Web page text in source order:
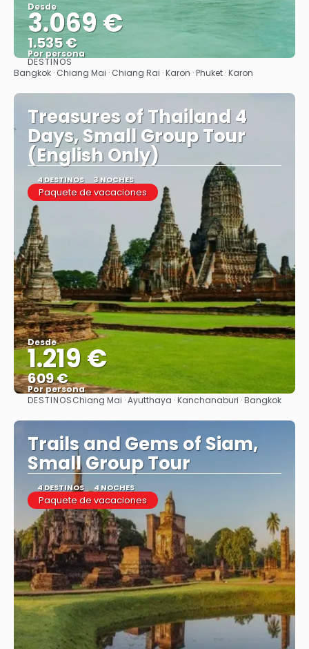
Desde
3.069 €
1.535 €
Por persona
Ver
DESTINOS
Bangkok · Chiang Mai · Chiang Rai · Karon · Phuket · Karon
Treasures of Thailand 4
Days, Small Group Tour
(English Only)
4 DESTINOS 3 NOCHES
Paquete de vacaciones
Desde
1.219 €
609 €
Por persona
Ver
DESTINOSChiang Mai · Ayutthaya · Kanchanaburi · Bangkok
Trails and Gems of Siam,
Small Group Tour
4 DESTINOS 4 NOCHES
Paquete de vacaciones